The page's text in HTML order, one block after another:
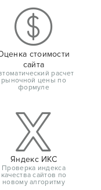
стоимости
сайта
расчет
рыночной цены по
формуле
Яндекс ИКС
Проверка индекса
качества сайтов по
новому алгоритму